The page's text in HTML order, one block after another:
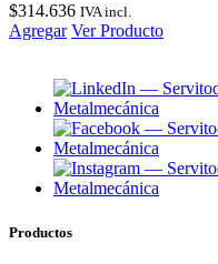
$314.636 IVA incl.
Agregar Ver Producto
Productos